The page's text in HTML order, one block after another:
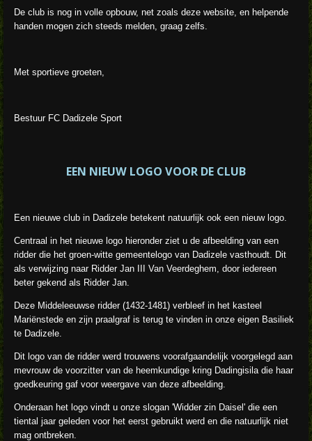
De club is nog in volle opbouw, net zoals deze website, en helpende
handen mogen zich steeds melden, graag zelfs.
Met sportieve groeten,
Bestuur FC Dadizele Sport
EEN NIEUW LOGO VOOR DE CLUB
Een nieuwe club in Dadizele betekent natuurlijk ook een nieuw logo.
Centraal in het nieuwe logo hieronder ziet u de afbeelding van een
ridder die het groen-witte gemeentelogo van Dadizele vasthoudt. Dit
als verwijzing naar Ridder Jan III Van Veerdeghem, door iedereen
beter gekend als Ridder Jan.
Deze Middeleeuwse ridder (1432-1481) verbleef in het kasteel
Mariënstede en zijn praalgraf is terug te vinden in onze eigen Basiliek
te Dadizele.
Dit logo van de ridder werd trouwens voorafgaandelijk voorgelegd aan
mevrouw de voorzitter van de heemkundige kring Dadingisila die haar
goedkeuring gaf voor weergave van deze afbeelding.
Onderaan het logo vindt u onze slogan 'Widder zin Daisel' die een
tiental jaar geleden voor het eerst gebruikt werd en die natuurlijk niet
mag ontbreken.